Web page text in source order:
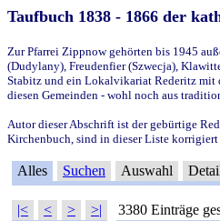
Taufbuch 1838 - 1866 der
Zur Pfarrei Zippnow gehörten bis 1945
(Dudylany), Freudenfier (Szwecja),
Stabitz und ein Lokalvikariat Rederitz mit
diesen Gemeinden - wohl noch aus
Autor dieser Abschrift ist der gebürtige
Kirchenbuch, sind in dieser Liste korrigiert
Alles Suchen Auswahl
|< < > >| 3380 Einträge